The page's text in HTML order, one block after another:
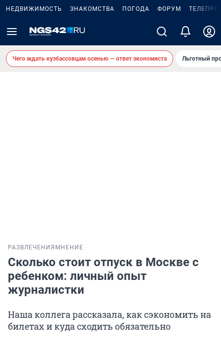
НЕДВИЖИМОСТЬ ЗНАКОМСТВА ПОГОДА ФОРУМ
Чего ждать кузбассовцам осенью — ответ экономиста Льготный
РАЗВЛЕЧЕНИЯ МНЕНИЕ
Сколько стоит отпуск в Москве с
ребенком: личный опыт
журналистки
Наша коллега рассказала, как сэкономить на
билетах и куда сходить обязательно